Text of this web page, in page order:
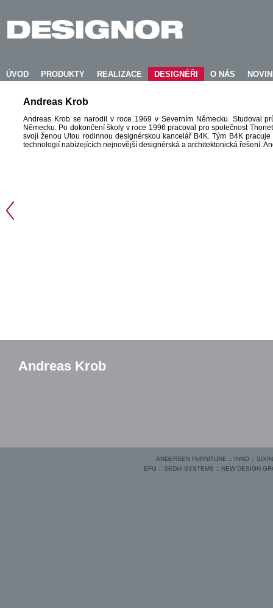
ÚVOD PRODUKTY REALIZACE DESIGNÉŘI O NÁS
Andreas Krob
Andreas Krob se narodil v roce 1969 v Severním Německu. Studoval
Německu. Po dokončení školy v roce 1996 pracoval pro společnost
svojí ženou Utou rodinnou designérskou kancelář B4K. Tým B4K
technologií nabízejících nejnovější designérská a architektonická řešení.
Andreas Krob
ANDERSEN FURNITURE :: INNO::
EFG :: SEDIA SYSTEMS :: NEW DESIGN